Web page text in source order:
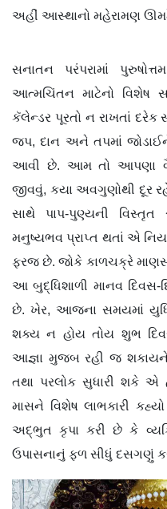
અહીં આસ્થાનો મહેરામણ
સનાતન પરંપરામાં
આત્મચિંતન માટેનો વિશેષ
કૅલેન્ડર પૂરતો ન રાખતાં
જપ, દાન અને તપમાં જોડાઈને
આવી છે. આમ તો આપણા
જીવવું, કયા અવગુણોથી દૂર
સાથે પાપ-પુણ્યની
મનુષ્યભવ પ્રાપ્ત થતાં એ
ફરજ છે. જોકે કાળચક્રે
આ બુદ્ધિશાળી માનવ દિવસ-
છે. ખેર, આજના સમયમાં
શક્ય ન હોય તોય શુભ
આજ્ઞા મુજબ રહી જ શકાયને.
તથા પરલોક સુધારી શકે એ
માસને વિશેષ લાભકારી
અદ્ભુત કૃપા કરી છે કે
ઉપાસનાનું ફળ સીધું દસગણું